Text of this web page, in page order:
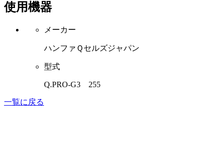
使用機器
メーカー
ハンファＱセルズジャパン
型式
Q.PRO-G3 255
一覧に戻る